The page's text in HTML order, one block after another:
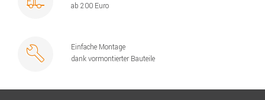
ab 200 Euro
Einfache Montage
dank vormontierter Bauteile